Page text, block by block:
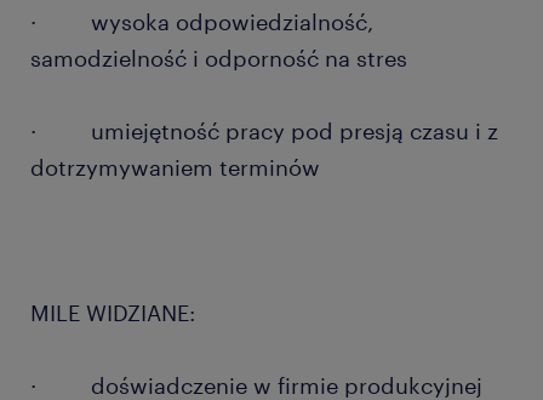
· wysoka odpowiedzialność,
samodzielność i odporność na stres
· umiejętność pracy pod presją czasu i z
dotrzymywaniem terminów
MILE WIDZIANE:
· doświadczenie w firmie produkcyjnej